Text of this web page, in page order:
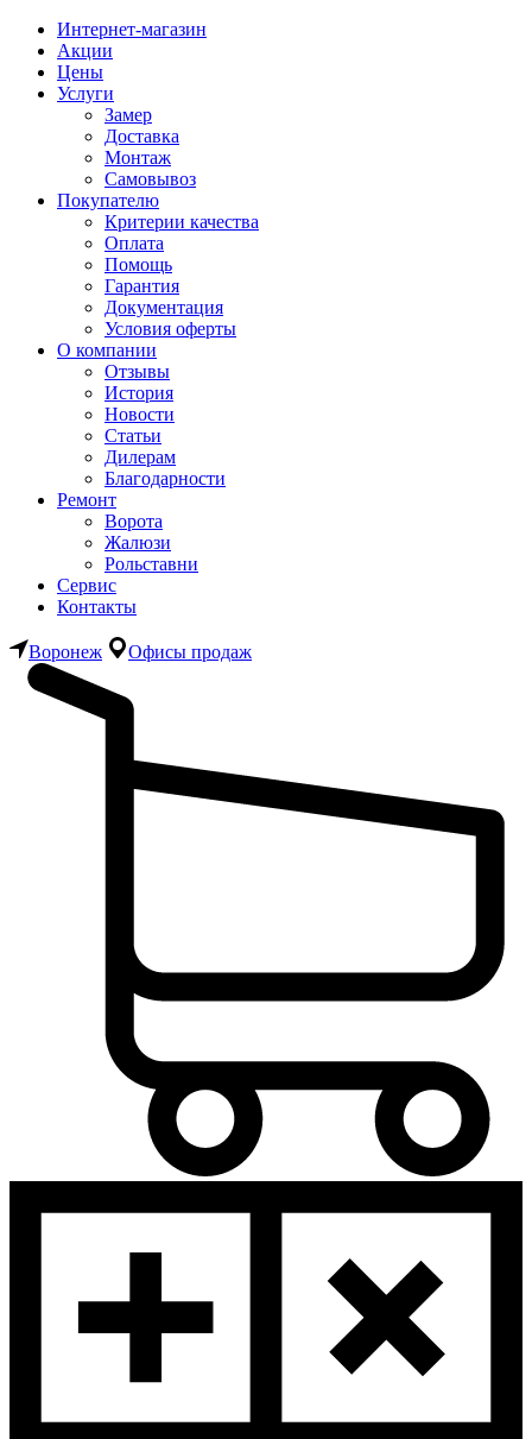
Интернет-магазин
Акции
Цены
Услуги
Замер
Доставка
Монтаж
Самовывоз
Покупателю
Критерии качества
Оплата
Помощь
Гарантия
Документация
Условия оферты
О компании
Отзывы
История
Новости
Статьи
Дилерам
Благодарности
Ремонт
Ворота
Жалюзи
Рольставни
Сервис
Контакты
Воронеж Офисы продаж